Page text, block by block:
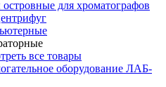
для хроматографов
все товары
оборудование ЛАБ-